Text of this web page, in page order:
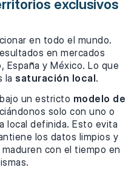
exclusivos
en todo el mundo.
en mercados
España y México. Lo que
la saturación local .
un estricto modelo de
solo con uno o
local definida. Esto evita
los datos limpios y
con el tiempo en